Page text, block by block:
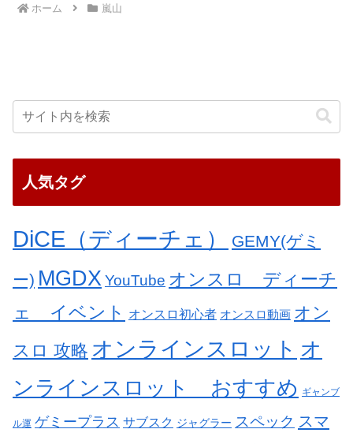
ホーム 嵐山
人気タグ
DiCE（ディーチェ） GEMY(ゲミ
ー) MGDXYouTube オンスロ ディーチ
ェ イベント
オンスロ初心者 オンスロ動画 オン
スロ 攻略 オンラインスロット オ
ンラインスロット おすすめ ギャンブ
ル運 ゲミープラス サブスク ジャグラー スペック スマ